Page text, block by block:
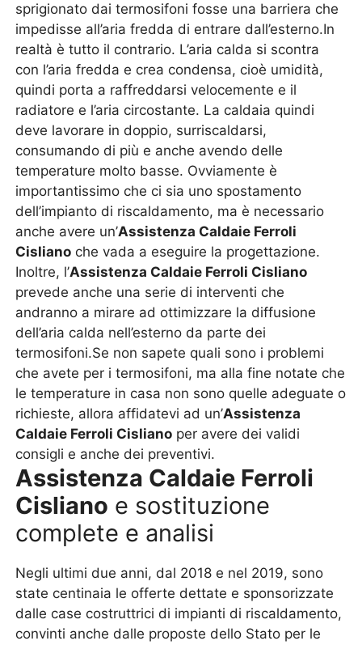
sprigionato dai termosifoni fosse una barriera che
impedisse all’aria fredda di entrare dall’esterno.In
realtà è tutto il contrario. L’aria calda si scontra
con l’aria fredda e crea condensa, cioè umidità,
quindi porta a raffreddarsi velocemente e il
radiatore e l’aria circostante. La caldaia quindi
deve lavorare in doppio, surriscaldarsi,
consumando di più e anche avendo delle
temperature molto basse. Ovviamente è
importantissimo che ci sia uno spostamento
dell’impianto di riscaldamento, ma è necessario
anche avere un’Assistenza Caldaie Ferroli
Cisliano che vada a eseguire la progettazione.
Inoltre, l’Assistenza Caldaie Ferroli Cisliano
prevede anche una serie di interventi che
andranno a mirare ad ottimizzare la diffusione
dell’aria calda nell’esterno da parte dei
termosifoni.Se non sapete quali sono i problemi
che avete per i termosifoni, ma alla fine notate che
le temperature in casa non sono quelle adeguate o
richieste, allora affidatevi ad un’Assistenza
Caldaie Ferroli Cisliano per avere dei validi
consigli e anche dei preventivi.
Assistenza Caldaie Ferroli
Cisliano e sostituzione
complete e analisi
Negli ultimi due anni, dal 2018 e nel 2019, sono
state centinaia le offerte dettate e sponsorizzate
dalle case costruttrici di impianti di riscaldamento,
convinti anche dalle proposte dello Stato per le